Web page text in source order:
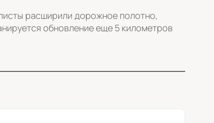
расширили дорожное полотно,
обновление еще 5 километров